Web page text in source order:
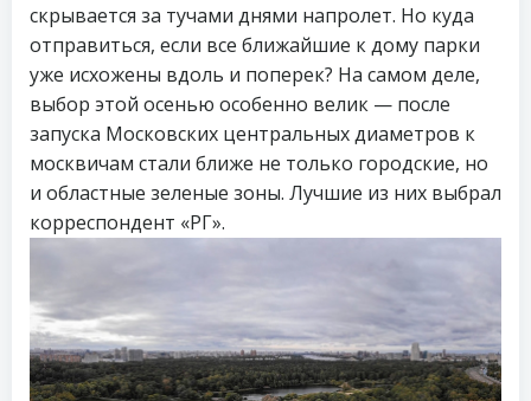
скрывается за тучами днями напролет. Но куда
отправиться, если все ближайшие к дому парки
уже исхожены вдоль и поперек? На самом деле,
выбор этой осенью особенно велик — после
запуска Московских центральных диаметров к
москвичам стали ближе не только городские, но
и областные зеленые зоны. Лучшие из них выбрал
корреспондент «РГ».